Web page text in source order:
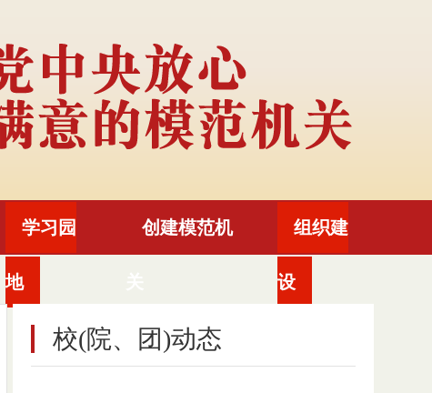
学习园
地
创建模范机 组织建
设
校(院、团)动态